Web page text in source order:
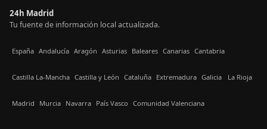
24h Madrid
Tu fuente de información local actualizada.
España Andalucía Aragón Asturias Baleares Canarias Cantabria
Castilla La-Mancha Castilla y León Cataluña Extremadura Galicia La Rioja
Madrid Murcia Navarra País Vasco Comunidad Valenciana